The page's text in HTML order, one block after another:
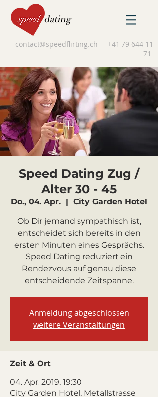
contact@speedflirting.ch
+41 79 644 11
71
Speed Dating Zug /
Alter 30 - 45
Do., 04. Apr.
  |
City Garden Hotel
Ob Dir jemand sympathisch ist,
entscheidet sich bereits in den
ersten Minuten eines Gesprächs.
Speed Dating reduziert ein
Rendezvous auf genau diese
entscheidende Zeitspanne.
Anmeldung abgeschlossen
weitere Veranstaltungen
Zeit & Ort
04. Apr. 2019, 19:30
City Garden Hotel, Metallstrasse